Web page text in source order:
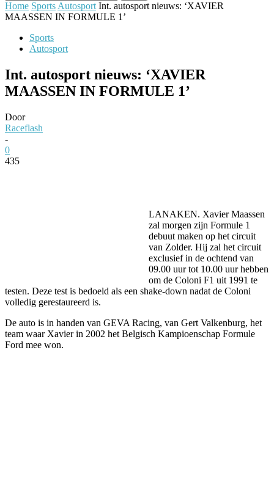
Home Sports Autosport Int. autosport nieuws: ‘XAVIER
MAASSEN IN FORMULE 1’
Sports
Autosport
Int. autosport nieuws: ‘XAVIER
MAASSEN IN FORMULE 1’
Door
Raceflash
-
0
435
LANAKEN. Xavier Maassen
zal morgen zijn Formule 1
debuut maken op het circuit
van Zolder. Hij zal het circuit
exclusief in de ochtend van
09.00 uur tot 10.00 uur hebben
om de Coloni F1 uit 1991 te
testen. Deze test is bedoeld als een shake-down nadat de Coloni
volledig gerestaureerd is.
De auto is in handen van GEVA Racing, van Gert Valkenburg, het
team waar Xavier in 2002 het Belgisch Kampioenschap Formule
Ford mee won.